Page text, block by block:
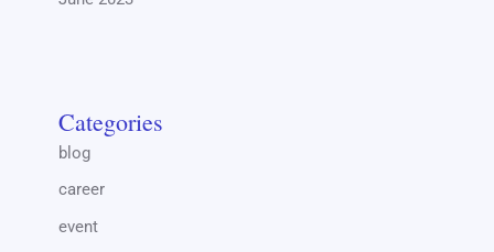
Categories
blog
career
event